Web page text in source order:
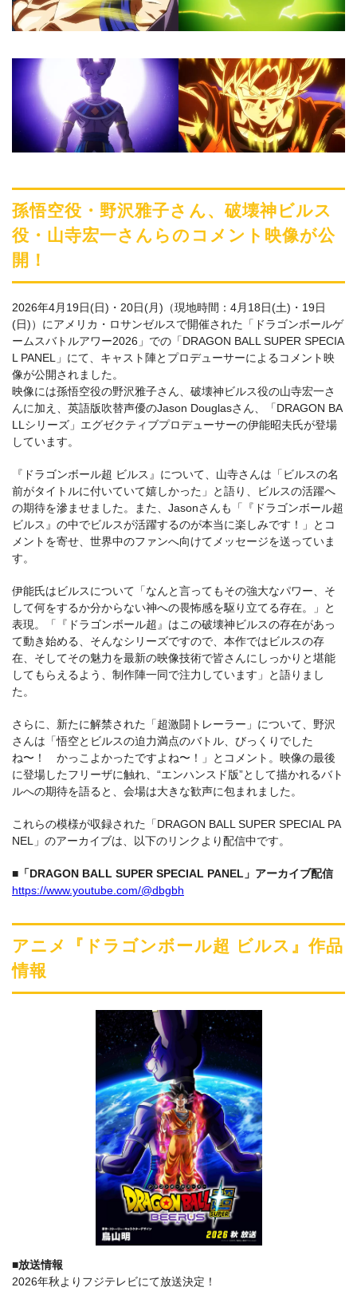
孫悟空役・野沢雅⼦さん、破壊神ビルス
役・⼭寺宏⼀さんらのコメント映像が公
開！
2026年4月19日(日)・20日(月)（現地時間：4月18日(土)・19日
(日)）にアメリカ・ロサンゼルスで開催された「ドラゴンボールゲ
ームスバトルアワー2026」での「DRAGON BALL SUPER SPECIA
L PANEL」にて、キャスト陣とプロデューサーによるコメント映
像が公開されました。
映像には孫悟空役の野沢雅⼦さん、破壊神ビルス役の⼭寺宏⼀さ
んに加え、英語版吹替声優のJason Douglasさん、「DRAGON BA
LLシリーズ」エグゼクティブプロデューサーの伊能昭夫⽒が登場
しています。
『ドラゴンボール超 ビルス』について、山寺さんは「ビルスの名
前がタイトルに付いていて嬉しかった」と語り、ビルスの活躍へ
の期待を滲ませました。また、Jasonさんも「『ドラゴンボール超
ビルス』の中でビルスが活躍するのが本当に楽しみです！」とコ
メントを寄せ、世界中のファンへ向けてメッセージを送っていま
す。
伊能氏はビルスについて「なんと⾔ってもその強⼤なパワー、そ
して何をするか分からない神への畏怖感を駆り⽴てる存在。」と
表現。「『ドラゴンボール超』はこの破壊神ビルスの存在があっ
て動き始める、そんなシリーズですので、本作ではビルスの存
在、そしてその魅⼒を最新の映像技術で皆さんにしっかりと堪能
してもらえるよう、制作陣⼀同で注⼒しています」と語りまし
た。
さらに、新たに解禁された「超激闘トレーラー」について、野沢
さんは「悟空とビルスの迫⼒満点のバトル、びっくりでした
ね〜！ かっこよかったですよね〜！」とコメント。映像の最後
に登場したフリーザに触れ、“エンハンスド版”として描かれるバト
ルへの期待を語ると、会場は大きな歓声に包まれました。
これらの模様が収録された「DRAGON BALL SUPER SPECIAL PA
NEL」のアーカイブは、以下のリンクより配信中です。
■「DRAGON BALL SUPER SPECIAL PANEL」アーカイブ配信
https://www.youtube.com/@dbgbh
アニメ『ドラゴンボール超 ビルス』作品
情報
■放送情報
2026年秋よりフジテレビにて放送決定！